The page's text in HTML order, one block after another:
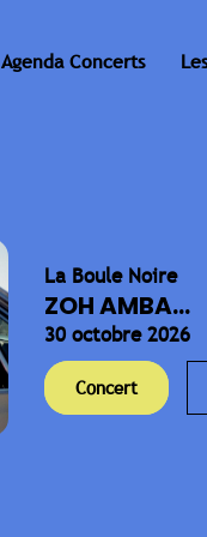
Agenda Concerts
La Boule Noire
ZOH AMBA...
30 octobre 2026
Concert